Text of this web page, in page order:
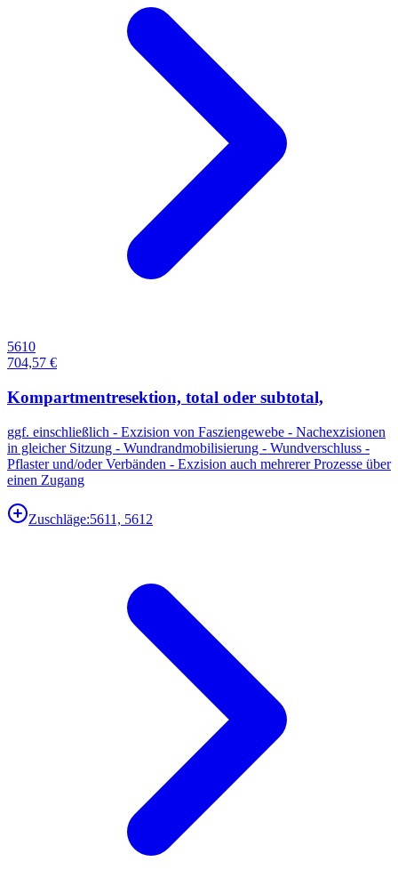
5610
704,57 €
Kompartmentresektion, total oder subtotal,
ggf. einschließlich - Exzision von Fasziengewebe - Nachexzisionen
in gleicher Sitzung - Wundrandmobilisierung - Wundverschluss -
Pflaster und/oder Verbänden - Exzision auch mehrerer Prozesse über
einen Zugang
Zuschläge:5611, 5612